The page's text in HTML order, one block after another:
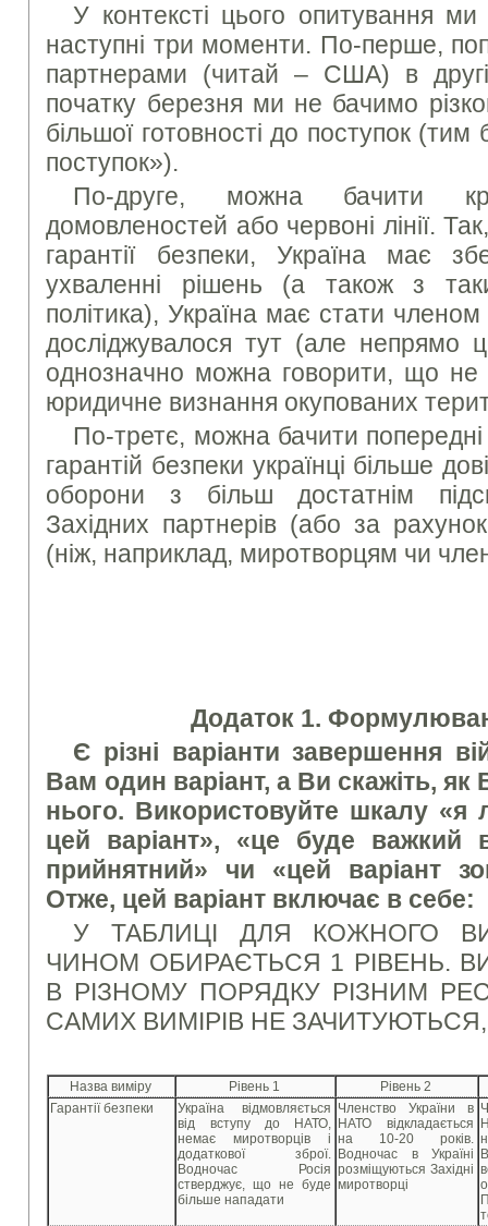
У контексті цього опитування
наступні три моменти. По-перше,
партнерами (читай – США) в
початку березня ми не бачимо
більшої готовності до поступок
поступок»).
По-друге, можна бачити
домовленостей або червоні лінії.
гарантії безпеки, Україна має
ухваленні рішень (а також з
політика), Україна має стати
досліджувалося тут (але непрямо
однозначно можна говорити, що
юридичне визнання окупованих
По-третє, можна бачити
гарантій безпеки українці більше
оборони з більш достатнім
Західних партнерів (або за
(ніж, наприклад, миротворцям чи
Додаток 1.
Є різні варіанти завершення
Вам один варіант, а Ви скажіть,
нього. Використовуйте шкалу «я
цей варіант», «це буде важкий
прийнятний» чи «цей варіант
Отже, цей варіант включає в себе:
У ТАБЛИЦІ ДЛЯ КОЖНОГО
ЧИНОМ ОБИРАЄТЬСЯ 1 РІВЕНЬ.
В РІЗНОМУ ПОРЯДКУ РІЗНИМ
САМИХ ВИМІРІВ НЕ ЗАЧИТУЮТЬСЯ,
Назва виміру Рівень 1
Рівень 2
Гарантії безпеки
Україна відмовляється
від вступу до НАТО,
немає миротворців і
додаткової зброї.
Водночас Росія
стверджує, що не буде
більше нападати
Членство України в
НАТО відкладається
на 10-20 років.
Водночас в Україні
розміщуються Західні
миротворці